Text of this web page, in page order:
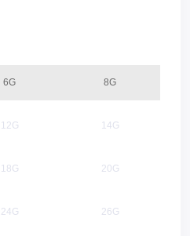
6G 8G
12G 14G
18G 20G
24G 26G